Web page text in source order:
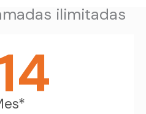
ilimitadas